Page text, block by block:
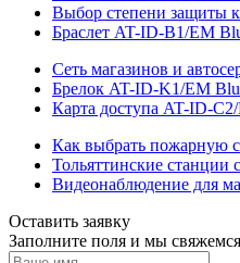
Выбор степени защиты
Браслет AT-ID-B1/EM
Сеть магазинов и
Брелок AT-ID-K1/EM
Карта доступа AT-ID-
Как выбрать пожарную
Тольяттинские
Видеонаблюдение для
Оставить заявку
Заполните поля и мы